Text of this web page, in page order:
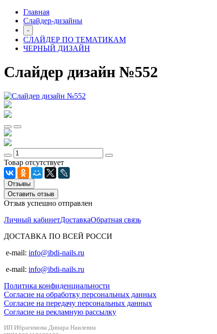
Главная
Слайдер-дизайны
-
СЛАЙДЕР ПО ТЕМАТИКАМ
ЧЕРНЫЙ ДИЗАЙН
Слайдер дизайн №552
Товар отсутствует
Отзывы
Оставить отзыв
Отзыв успешно отправлен
Личный кабинетДоставкаОбратная связь
ДОСТАВКА ПО ВСЕЙ РОССИ
e-mail: info@ibdi-nails.ru
e-mail: info@ibdi-nails.ru
Политика конфиденциальности
Согласие на обработку персональных данных
Согласие на передачу персональных данных
Согласие на рекламную рассылку
ИП Ибрагимова Динара Наилевна